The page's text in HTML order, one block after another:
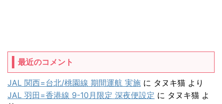
最近のコメント
JAL 関西=台北/桃園線 期間運航 実施 に タヌキ猫 より
JAL 羽田=香港線 9-10月限定 深夜便設定 に タヌキ猫 よ